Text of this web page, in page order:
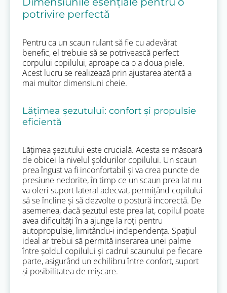
potrivire perfectă
Pentru ca un scaun rulant să fie cu adevărat
benefic, el trebuie să se potrivească perfect
corpului copilului, aproape ca o a doua piele.
Acest lucru se realizează prin ajustarea atentă a
mai multor dimensiuni cheie.
Lățimea șezutului: confort și propulsie
eficientă
Lățimea șezutului este crucială. Acesta se măsoară
de obicei la nivelul șoldurilor copilului. Un scaun
prea îngust va fi inconfortabil și va crea puncte de
presiune nedorite, în timp ce un scaun prea lat nu
va oferi suport lateral adecvat, permițând copilului
să se încline și să dezvolte o postură incorectă. De
asemenea, dacă șezutul este prea lat, copilul poate
avea dificultăți în a ajunge la roți pentru
autopropulsie, limitându-i independența. Spațiul
ideal ar trebui să permită inserarea unei palme
între șoldul copilului și cadrul scaunului pe fiecare
parte, asigurând un echilibru între confort, suport
și posibilitatea de mișcare.